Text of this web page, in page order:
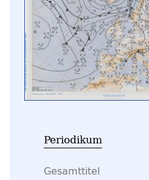
Periodikum
Gesamttitel